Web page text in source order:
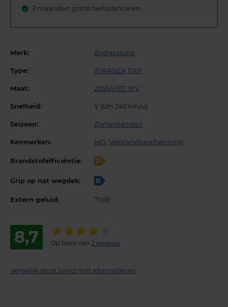
3 maanden gratis herbalanceren
Merk: Bridgestone
Type: TURANZA T001
Maat: 225/45 R17 91V
Snelheid: V (t/m 240 km/u)
Seizoen: Zomerbanden
Kenmerken: MO Velgrandbescherming
Brandstofefficiëntie: D
Grip op nat wegdek: B
Extern geluid: 71dB
8,7 Op basis van 3 reviews
Vergelijk deze band met alternatieven